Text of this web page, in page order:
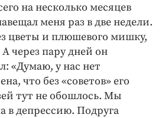
на несколько месяцев
меня раз в две недели.
цветы и плюшевого мишку,
через пару дней он
«Думаю, у нас нет
что без «советов» его
тут не обошлось. Мы
в депрессию. Подруга